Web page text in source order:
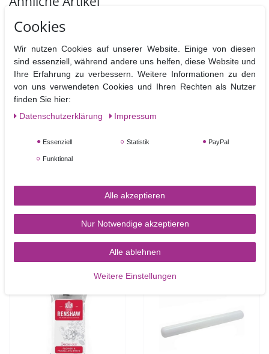
TOP-ARTIKEL
großes Arbeitsbrett aus
Kunststoff mit einer
25,95 €
Artikel anzeigen
Zahlen 0-9 Candy
11,95 €
Artikel anzeigen
Cookies
Wir nutzen Cookies auf unserer Website. Einige von diesen
sind essenziell, während andere uns helfen, diese Website und
Ihre Erfahrung zu verbessern. Weitere Informationen zu den
von uns verwendeten Cookies und Ihren Rechten als Nutzer
finden Sie hier:
Daten­schutz­erklärung
Impressum
Essenziell Statistik PayPal
Funktional
Alle akzeptieren
Nur Notwendige akzeptieren
Alle ablehnen
Weitere Einstellungen